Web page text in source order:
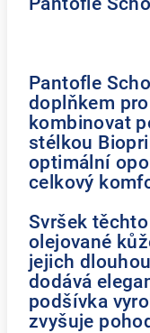
Pantofle
doplňkem
kombinovat
stélkou
optimální
celkový
Svršek
olejované
jejich
dodává
podšívka
zvyšuje